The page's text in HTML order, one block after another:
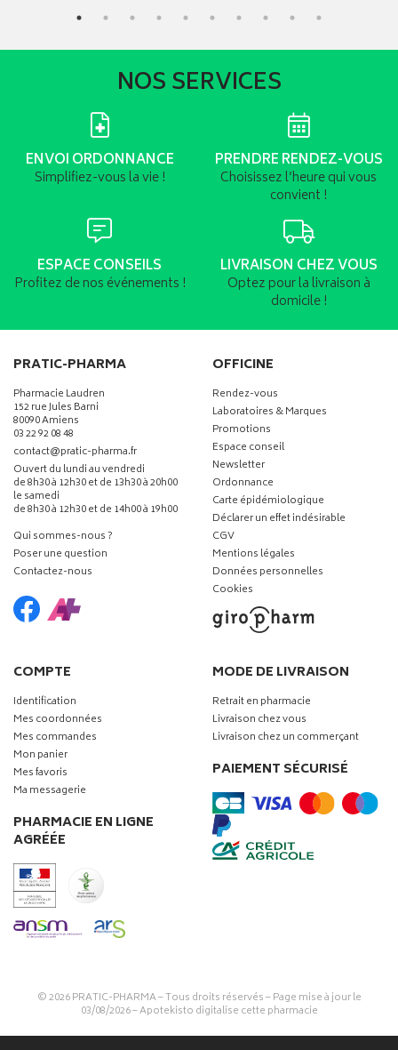
NOS SERVICES
ENVOI ORDONNANCE
Simplifiez-vous la vie !
PRENDRE RENDEZ-VOUS
Choisissez l’heure qui vous
convient !
ESPACE CONSEILS
Profitez de nos événements !
LIVRAISON CHEZ VOUS
Optez pour la livraison à
domicile !
PRATIC-PHARMA
Pharmacie Laudren
152 rue Jules Barni
80090 Amiens
03 22 92 08 48
contact-
@-
pratic-pharma.fr
Ouvert du lundi au vendredi
de 8h30 à 12h30 et de 13h30 à 20h00
le samedi
de 8h30 à 12h30 et de 14h00 à 19h00
Qui sommes-nous ?
Poser une question
Contactez-nous
OFFICINE
Rendez-vous
Laboratoires & Marques
Promotions
Espace conseil
Newsletter
Ordonnance
Carte épidémiologique
Déclarer un effet indésirable
CGV
Mentions légales
Données personnelles
Cookies
COMPTE
Identification
Mes coordonnées
Mes commandes
Mon panier
Mes favoris
Ma messagerie
PHARMACIE EN LIGNE
AGRÉÉE
MODE DE LIVRAISON
Retrait en pharmacie
Livraison chez vous
Livraison chez un commerçant
PAIEMENT SÉCURISÉ
© 2026PRATIC-PHARMA– Tous droits réservés – Page mise à jour le
03/08/2026 –Apotekisto digitalise cette pharmacie